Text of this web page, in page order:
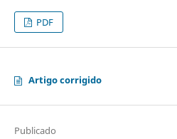
PDF
Artigo corrigido
Publicado